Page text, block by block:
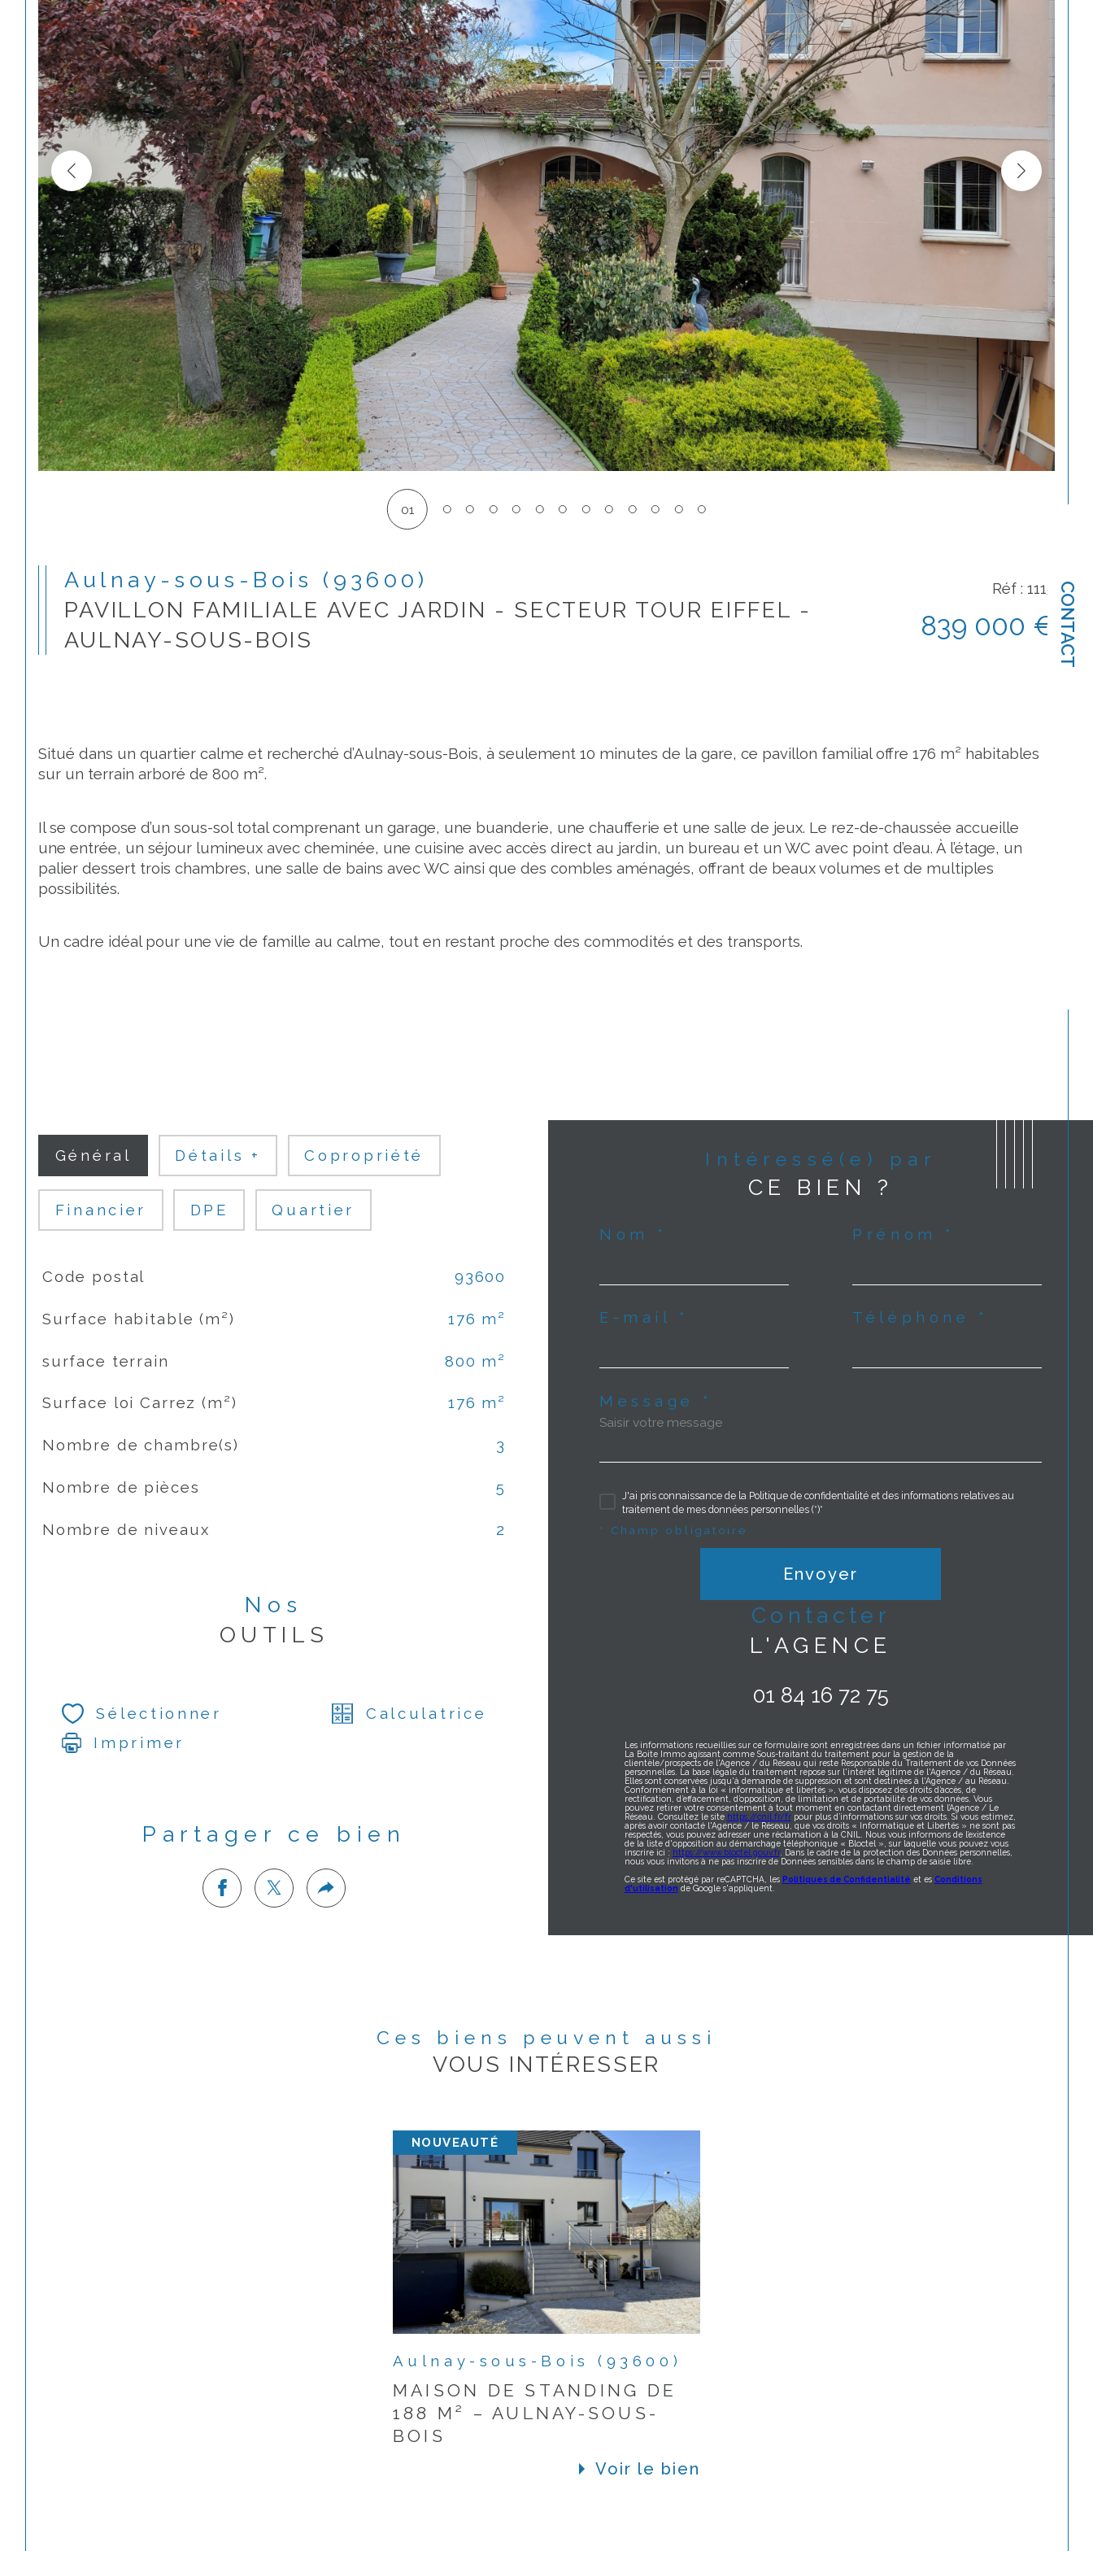
CONTACT
01
Aulnay-sous-Bois (93600)
PAVILLON FAMILIALE AVEC JARDIN - SECTEUR TOUR EIFFEL -
AULNAY-SOUS-BOIS
Réf : 1115
839 000 €
Situé dans un quartier calme et recherché d’Aulnay-sous-Bois, à seulement 10 minutes de la gare, ce pavillon familial offre 176 m² habitables
sur un terrain arboré de 800 m².
Il se compose d’un sous-sol total comprenant un garage, une buanderie, une chaufferie et une salle de jeux. Le rez-de-chaussée accueille
une entrée, un séjour lumineux avec cheminée, une cuisine avec accès direct au jardin, un bureau et un WC avec point d’eau. À l’étage, un
palier dessert trois chambres, une salle de bains avec WC ainsi que des combles aménagés, offrant de beaux volumes et de multiples
possibilités.
Un cadre idéal pour une vie de famille au calme, tout en restant proche des commodités et des transports.
Général Détails + Copropriété
Financier DPE Quartier
TRAD_SIROCCO_Caracteristique
Code postal 93600
Surface habitable (m²) 176 m²
surface terrain 800 m²
Surface loi Carrez (m²) 176 m²
Nombre de chambre(s) 3
Nombre de pièces 5
Nombre de niveaux 2
Nos
OUTILS
Sélectionner
Calculatrice
Imprimer
Partager ce bien
Intéressé(e) par
CE BIEN ?
Nom * Prénom *
E-mail * Téléphone *
Message *
J'ai pris connaissance de la Politique de confidentialité et des informations relatives au
traitement de mes données personnelles (*)*
* Champ obligatoire
Envoyer
contacter
L'AGENCE
01 84 16 72 75
Les informations recueillies sur ce formulaire sont enregistrées dans un fichier informatisé par
La Boite Immo agissant comme Sous-traitant du traitement pour la gestion de la
clientèle/prospects de l'Agence / du Réseau qui reste Responsable du Traitement de vos Données
personnelles. La base légale du traitement repose sur l'intérêt légitime de l'Agence / du Réseau.
Elles sont conservées jusqu'à demande de suppression et sont destinées à l'Agence / au Réseau.
Conformément à la loi « informatique et libertés », vous disposez des droits d’accès, de
rectification, d’effacement, d’opposition, de limitation et de portabilité de vos données. Vous
pouvez retirer votre consentement à tout moment en contactant directement l’Agence / Le
Réseau. Consultez le site https://cnil.fr/frpour plus d’informations sur vos droits. Si vous estimez,
après avoir contacté l'Agence / le Réseau, que vos droits « Informatique et Libertés » ne sont pas
respectés, vous pouvez adresser une réclamation à la CNIL. Nous vous informons de l’existence
de la liste d'opposition au démarchage téléphonique « Bloctel », sur laquelle vous pouvez vous
inscrire ici : https://www.bloctel.gouv.fr. Dans le cadre de la protection des Données personnelles,
nous vous invitons à ne pas inscrire de Données sensibles dans le champ de saisie libre.
Ce site est protégé par reCAPTCHA, les Politiques de Confidentialité et es Conditions
d'utilisation de Google s'appliquent.
Ces biens peuvent aussi
VOUS INTÉRESSER
NOUVEAUTÉ
Aulnay-sous-Bois (93600)
MAISON DE STANDING DE
188 M² – AULNAY-SOUS-
BOIS
Voir le bien